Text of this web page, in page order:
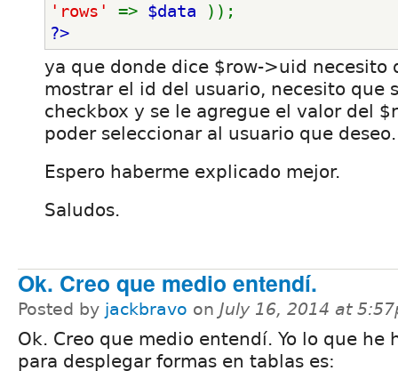
'rows' => $data
));
?>
ya que donde dice $row->uid necesito
mostrar el id del usuario, necesito que
checkbox y se le agregue el valor del
poder seleccionar al usuario que deseo.
Espero haberme explicado mejor.
Saludos.
Ok. Creo que medio entendí.
Posted by jackbravo on July 16, 2014 at
Ok. Creo que medio entendí. Yo lo que he
para desplegar formas en tablas es: